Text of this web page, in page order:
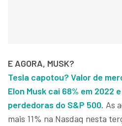
E AGORA, MUSK?
Tesla capotou? Valor de
Elon Musk cai 68% em 2022
perdedoras do S&P 500. As
mais 11% na Nasdaq nesta